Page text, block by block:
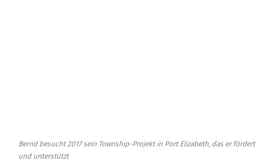
Bernd besucht 2017 sein Township-Projekt in Port Elizabeth, das er fördert
und unterstützt